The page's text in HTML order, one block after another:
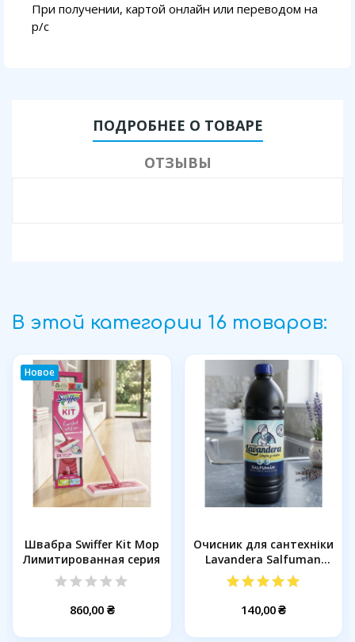
При получении, картой онлайн или переводом на
p/с
ПОДРОБНЕЕ О ТОВАРЕ
ОТЗЫВЫ
В этой категории 16 товаров:
Новое
Швабра Swiffer Kit Mop
Лимитированная серия
860,00 ₴
Очисник для сантехніки
Lavandera Salfuman
від...
140,00 ₴